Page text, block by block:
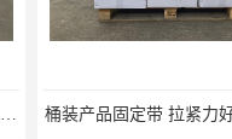
托盘运输网兜 固